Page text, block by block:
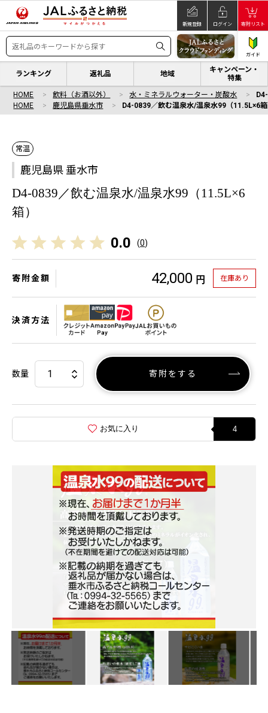
新規登録 ログイン 寄附リスト
ガイド
ランキング 返礼品 地域
キャンペーン・
特集
HOME 飲料（お酒以外） 水・ミネラルウォーター・炭酸水
HOME
鹿児島県垂水市 D4-0839／飲む温泉水/温泉水99（11.5L×6
常温
鹿児島県 垂水市
D4-0839／飲む温泉水/温泉水99（11.5L×6
箱）
0.0 (0)
寄附金額 42,000 円 在庫あり
決済方法
数量 寄附をする
お気に入り 4